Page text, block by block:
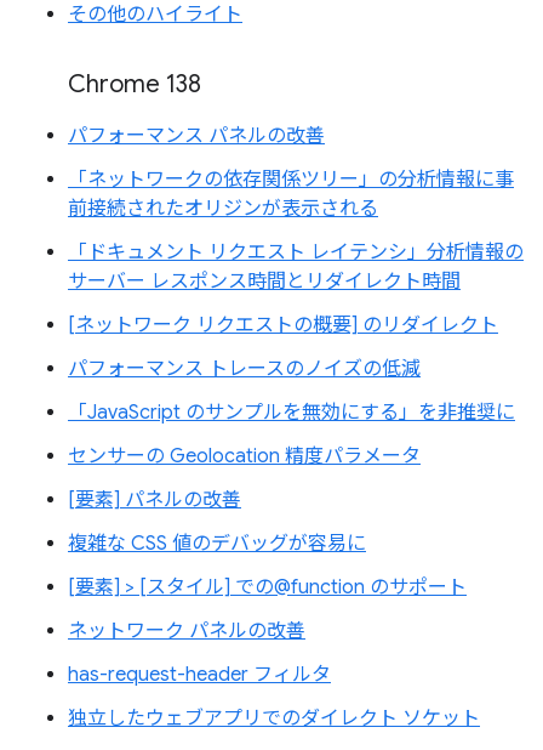
その他のハイライト
Chrome 138
パフォーマンス パネルの改善
「ネットワークの依存関係ツリー」の分析情報に事
前接続されたオリジンが表示される
「ドキュメント リクエスト レイテンシ」分析情報の
サーバー レスポンス時間とリダイレクト時間
[ネットワーク リクエストの概要] のリダイレクト
パフォーマンス トレースのノイズの低減
「JavaScript のサンプルを無効にする」を非推奨に
センサーの Geolocation 精度パラメータ
[要素] パネルの改善
複雑な CSS 値のデバッグが容易に
[要素] > [スタイル] での@function のサポート
ネットワーク パネルの改善
has-request-header フィルタ
独立したウェブアプリでのダイレクト ソケット